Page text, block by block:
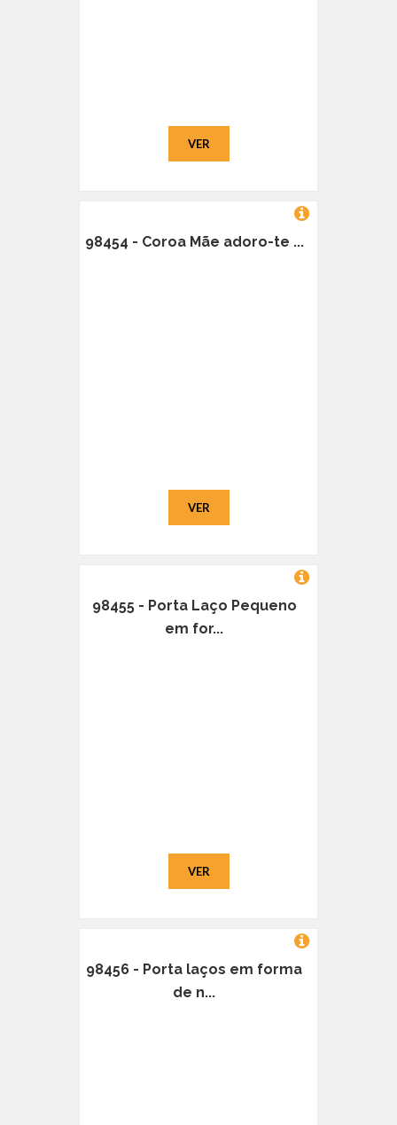
VER
98454 - Coroa Mãe adoro-te ...
VER
98455 - Porta Laço Pequeno
em for...
VER
98456 - Porta laços em forma
de n...